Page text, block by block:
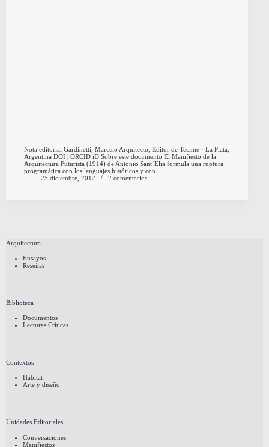
Nota editorial Gardinetti, Marcelo Arquitecto, Editor de Tecnne · La Plata,
Argentina DOI | ORCID iD Sobre este documento El Manifiesto de la
Arquitectura Futurista (1914) de Antonio Sant’Elia formula una ruptura
programática con los lenguajes históricos y con…
25 diciembre, 2012
2 comentarios
Arquitectura
Ensayos
Reseñas
Biblioteca
Documentos
Lecturas Críticas
Contextos
Hábitat
Arte y diseño
Unidades Editoriales
Conversaciones
Manifiestos